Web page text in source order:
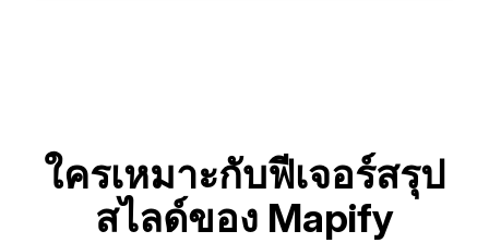
ใครเหมาะกับฟีเจอร์สรุป
สไลด์ของ Mapify